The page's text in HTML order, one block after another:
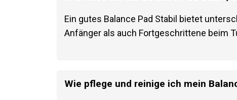
Wie finde ich ein Balance Pad Stabil,